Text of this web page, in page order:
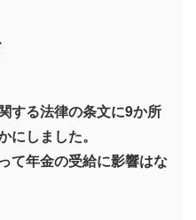
する法律の条文に9か所
にしました。
て年金の受給に影響はな